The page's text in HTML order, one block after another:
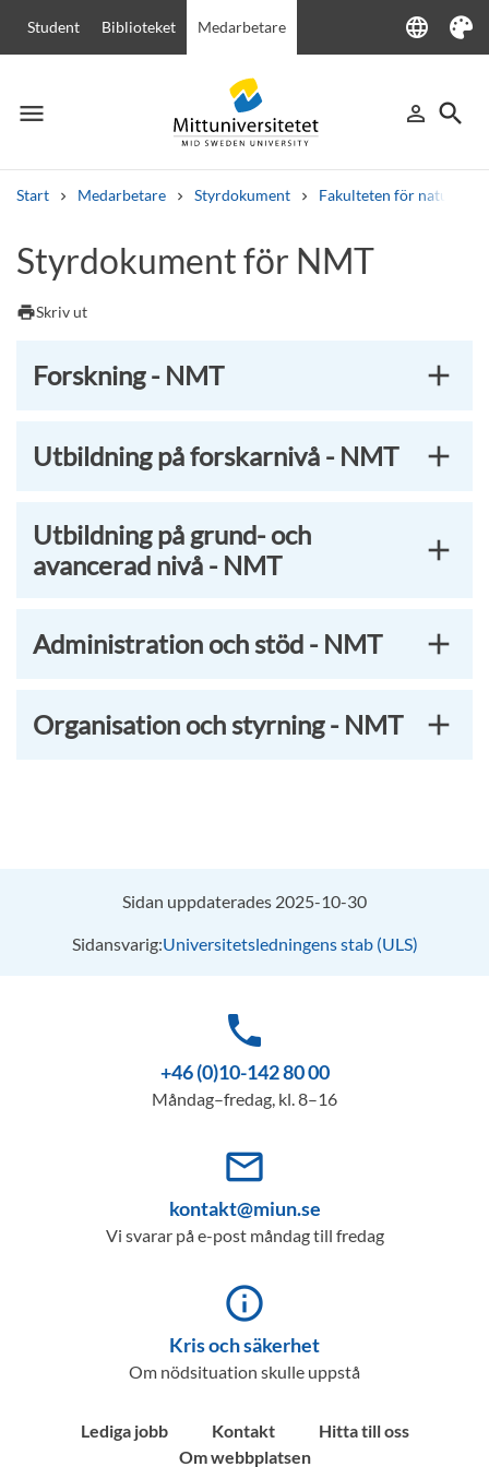
Student Biblioteket Medarbetare language
Language
Tema
menu
Meny person_outline
Logga in
search
Sök
Start Medarbetare Styrdokument Fakulteten för
Andra söktjänster
Kurser och program
Styrdokument för NMT
printSkriv ut
Forskning - NMT
Utbildning på forskarnivå - NMT
Utbildning på grund- och
avancerad nivå - NMT
Administration och stöd - NMT
Organisation och styrning - NMT
Sidan uppdaterades 2025-10-30
Sidansvarig:Universitetsledningens stab (ULS)
phone
+46 (0)10-142 80 00
Måndag–fredag, kl. 8–16
mail_outline
kontakt@miun.se
Vi svarar på e-post måndag till fredag
info_outline
Kris och säkerhet
Om nödsituation skulle uppstå
Lediga jobb Kontakt
Hitta till oss
Om webbplatsen